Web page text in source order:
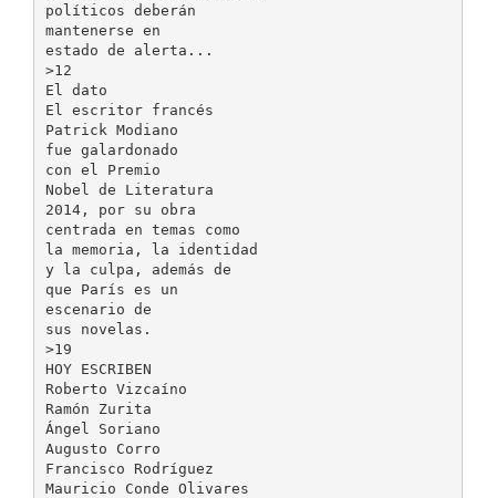
políticos deberán
mantenerse en
estado de alerta...
>12
El dato
El escritor francés
Patrick Modiano
fue galardonado
con el Premio
Nobel de Literatura
2014, por su obra
centrada en temas como
la memoria, la identidad
y la culpa, además de
que París es un
escenario de
sus novelas.
>19
HOY ESCRIBEN
Roberto Vizcaíno
Ramón Zurita
Ángel Soriano
Augusto Corro
Francisco Rodríguez
Mauricio Conde Olivares